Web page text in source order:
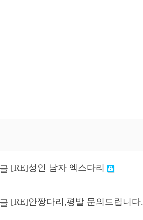
[RE]성인 남자 엑스다리
[RE]안짱다리,평발 문의드립니다.